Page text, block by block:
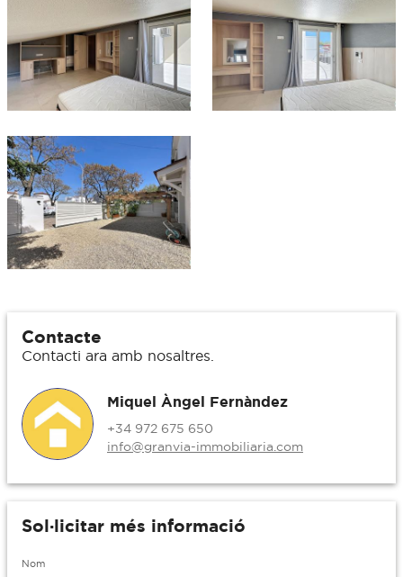
Contacte
Contacti ara amb nosaltres.
Miquel Àngel Fernàndez
+34 972 675 650
info@granvia-immobiliaria.com
Sol·licitar més informació
Nom